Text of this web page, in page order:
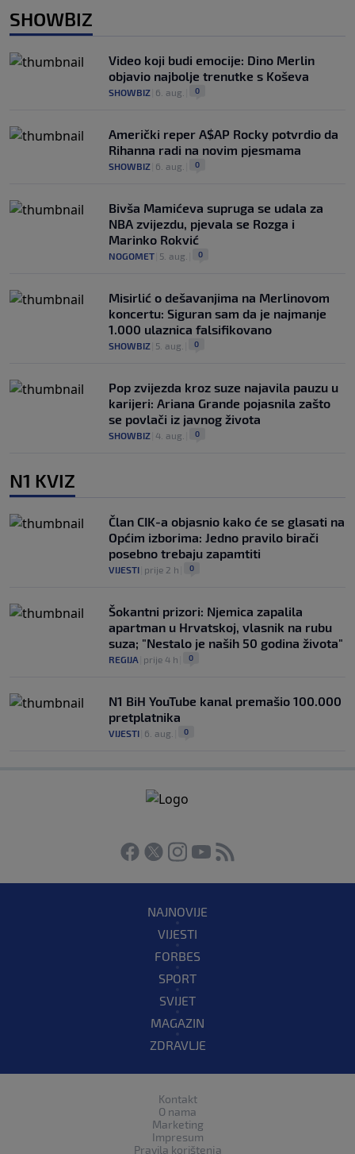
SHOWBIZ
Video koji budi emocije: Dino Merlin
objavio najbolje trenutke s Koševa
SHOWBIZ 6. aug. 0
Američki reper A$AP Rocky potvrdio da
Rihanna radi na novim pjesmama
SHOWBIZ 6. aug. 0
Bivša Mamićeva supruga se udala za
NBA zvijezdu, pjevala se Rozga i
Marinko Rokvić
NOGOMET 5. aug. 0
Misirlić o dešavanjima na Merlinovom
koncertu: Siguran sam da je najmanje
1.000 ulaznica falsifikovano
SHOWBIZ 5. aug. 0
Pop zvijezda kroz suze najavila pauzu u
karijeri: Ariana Grande pojasnila zašto
se povlači iz javnog života
SHOWBIZ 4. aug. 0
N1 KVIZ
Član CIK-a objasnio kako će se glasati na
Općim izborima: Jedno pravilo birači
posebno trebaju zapamtiti
VIJESTI prije 2 h 0
Šokantni prizori: Njemica zapalila
apartman u Hrvatskoj, vlasnik na rubu
suza; "Nestalo je naših 50 godina života"
REGIJA prije 4 h 0
N1 BiH YouTube kanal premašio 100.000
pretplatnika
VIJESTI 6. aug. 0
NAJNOVIJE
VIJESTI
FORBES
SPORT
SVIJET
MAGAZIN
ZDRAVLJE
Kontakt
O nama
Marketing
Impresum
Pravila korištenja